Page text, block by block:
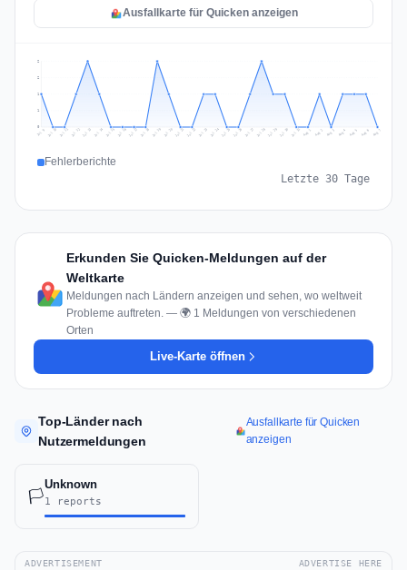
Ausfallkarte für Quicken anzeigen
1
1
2
2
Jul 9 Jul 10 Jul 11 Jul 12 Jul 13 Jul 14 Jul 15 Jul 16 Jul 17 Jul 18 Jul 19 Jul 20 Jul 21 Jul 22 Jul 23 Jul 24 Jul 25 Jul 26 Jul 27 Jul 28 Jul 29 Jul 30 Jul 31 Aug 1 Aug 2 Aug 3 Aug 4 Aug 5 Aug 6 Aug 7
Fehlerberichte
Letzte 30 Tage
Erkunden Sie Quicken-Meldungen auf der
Weltkarte
Meldungen nach Ländern anzeigen und sehen, wo weltweit
Probleme auftreten. — 🌍 1 Meldungen von verschiedenen
Orten
Live-Karte öffnen
Top-Länder nach
Nutzermeldungen
Ausfallkarte für Quicken
anzeigen
🏳️
Unknown
1 reports
ADVERTISEMENT ADVERTISE HERE